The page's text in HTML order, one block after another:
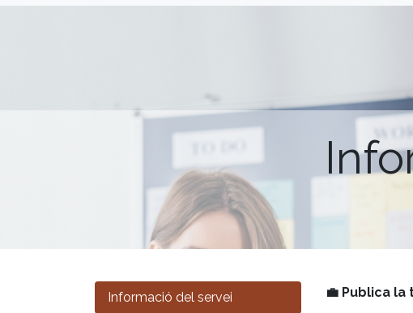
Informació del servei 💼 Publica